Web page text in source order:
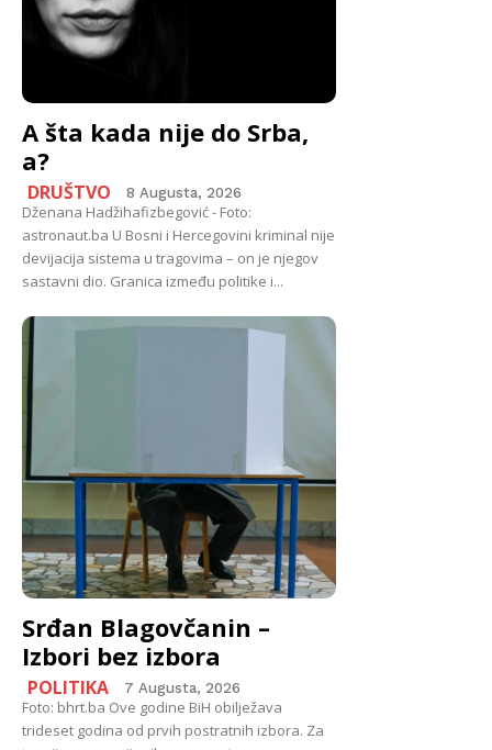
A šta kada nije do Srba,
a?
DRUŠTVO 8 Augusta, 2026
Dženana Hadžihafizbegović - Foto:
astronaut.ba U Bosni i Hercegovini kriminal nije
devijacija sistema u tragovima – on je njegov
sastavni dio. Granica između politike i...
Srđan Blagovčanin –
Izbori bez izbora
POLITIKA 7 Augusta, 2026
Foto: bhrt.ba Ove godine BiH obilježava
trideset godina od prvih postratnih izbora. Za